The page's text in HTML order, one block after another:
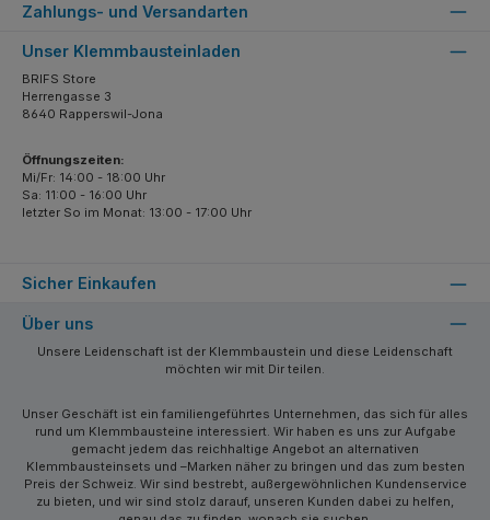
Zahlungs- und Versandarten
Sicher Einkaufen
Unser Klemmbausteinladen
BRIFS Store
Herrengasse 3
8640 Rapperswil-Jona
Öffnungszeiten:
Mi/Fr: 14:00 - 18:00 Uhr
Sa: 11:00 - 16:00 Uhr
letzter So im Monat: 13:00 - 17:00 Uhr
Über uns
Unsere Leidenschaft ist der Klemmbaustein und diese Leidenschaft
möchten wir mit Dir teilen.
Unser Geschäft ist ein familiengeführtes Unternehmen, das sich für alles
rund um Klemmbausteine interessiert. Wir haben es uns zur Aufgabe
gemacht jedem das reichhaltige Angebot an alternativen
Klemmbausteinsets und –Marken näher zu bringen und das zum besten
Preis der Schweiz. Wir sind bestrebt, außergewöhnlichen Kundenservice
zu bieten, und wir sind stolz darauf, unseren Kunden dabei zu helfen,